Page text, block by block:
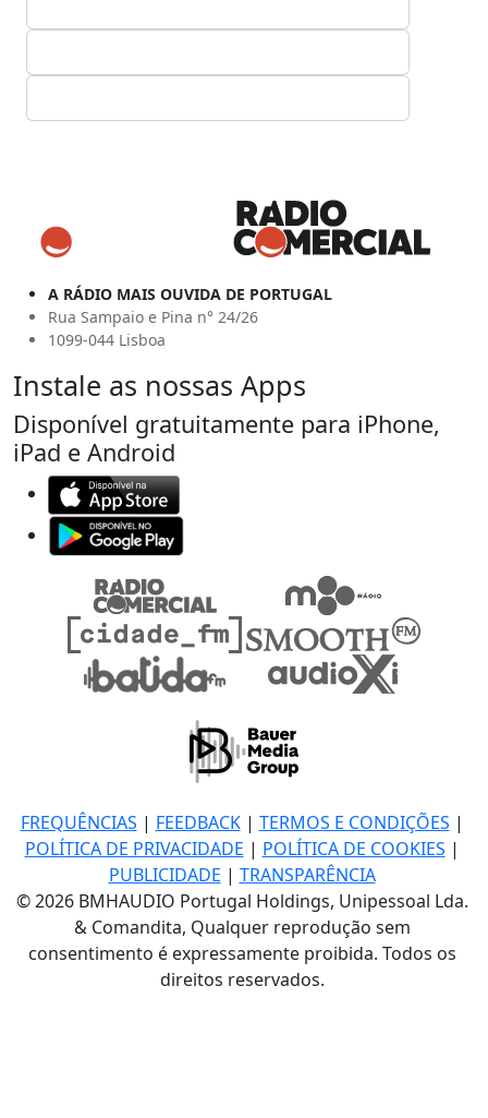
A RÁDIO MAIS OUVIDA DE PORTUGAL
Rua Sampaio e Pina n° 24/26
1099-044 Lisboa
Instale as nossas Apps
Disponível gratuitamente para iPhone,
iPad e Android
FREQUÊNCIAS | FEEDBACK| TERMOS E CONDIÇÕES |
POLÍTICA DE PRIVACIDADE | POLÍTICA DE COOKIES |
PUBLICIDADE | TRANSPARÊNCIA
© 2026 BMHAUDIO Portugal Holdings, Unipessoal Lda.
& Comandita, Qualquer reprodução sem
consentimento é expressamente proibida. Todos os
direitos reservados.